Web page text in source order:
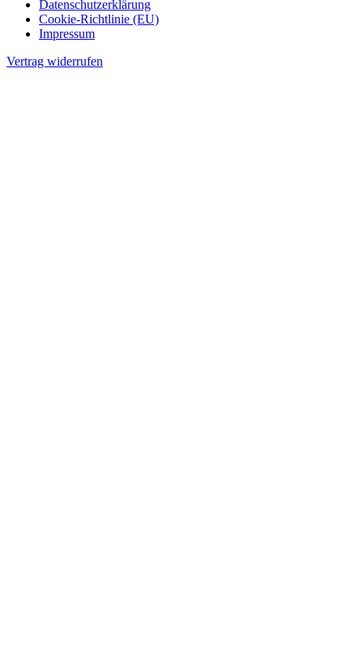
Datenschutzerklärung
Cookie-Richtlinie (EU)
Impressum
Vertrag widerrufen